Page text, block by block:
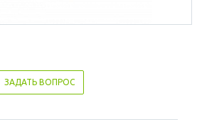
ЗАДАТЬ ВОПРОС